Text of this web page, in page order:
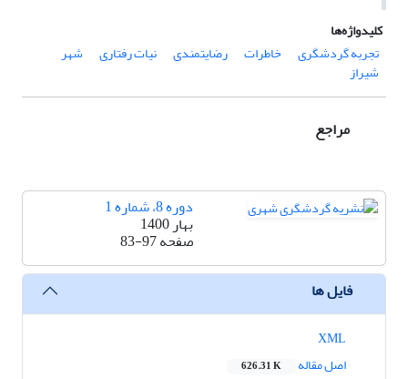
کلیدواژه‌ها
تجربه گردشگری
خاطرات رضایتمندی نیات رفتاری شهر
شیراز
مراجع
دوره 8، شماره 1
بهار 1400
صفحه83-97
فایل ها
اصل مقاله
626.31 K